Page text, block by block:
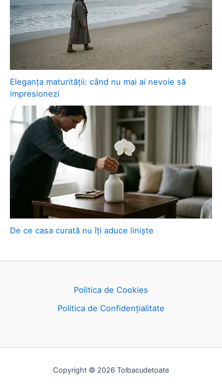
Eleganța maturității: când nu mai ai nevoie să
impresionezi
De ce casa curată nu îți aduce liniște
Politica de Cookies
Politica de Confidențialitate
Copyright © 2026 Tolbacudetoate